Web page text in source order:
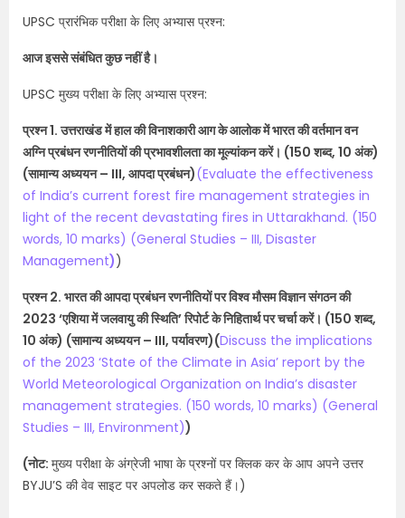
UPSC प्रारंभिक परीक्षा के लिए अभ्यास प्रश्न:
आज इससे संबंधित कुछ नहीं है।
UPSC मुख्य परीक्षा के लिए अभ्यास प्रश्न:
प्रश्न 1. उत्तराखंड में हाल की विनाशकारी आग के आलोक में भारत की वर्तमान वन
अग्नि प्रबंधन रणनीतियों की प्रभावशीलता का मूल्यांकन करें। (150 शब्द, 10 अंक)
(सामान्य अध्ययन – III, आपदा प्रबंधन)​(Evaluate the effectiveness
of India’s current forest fire management strategies in
light of the recent devastating fires in Uttarakhand. (150
words, 10 marks) (General Studies – III, Disaster
Management)​)
प्रश्न 2. भारत की आपदा प्रबंधन रणनीतियों पर विश्व मौसम विज्ञान संगठन की
2023 ‘एशिया में जलवायु की स्थिति’ रिपोर्ट के निहितार्थ पर चर्चा करें। (150 शब्द,
10 अंक) (सामान्य अध्ययन – III, पर्यावरण)(Discuss the implications
of the 2023 ‘State of the Climate in Asia’ report by the
World Meteorological Organization on India’s disaster
management strategies. (150 words, 10 marks) (General
Studies – III, Environment))
(नोट: मुख्य परीक्षा के अंग्रेजी भाषा के प्रश्नों पर क्लिक कर के आप अपने उत्तर
BYJU’S की वेव साइट पर अपलोड कर सकते हैं।)